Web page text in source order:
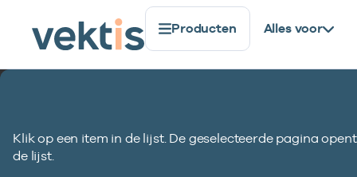
Producten Alles voor
Indicatie debet/
Klik op een item in de lijst. De geselecteerde pagina
de lijst.